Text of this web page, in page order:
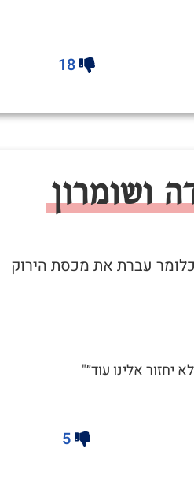
18
ושומרון
עברת את מכסת הירוק
יחזור אלינו עוד״"
5